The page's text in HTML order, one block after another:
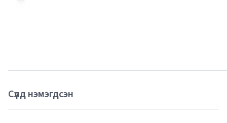
Сүүлд нэмэгдсэн